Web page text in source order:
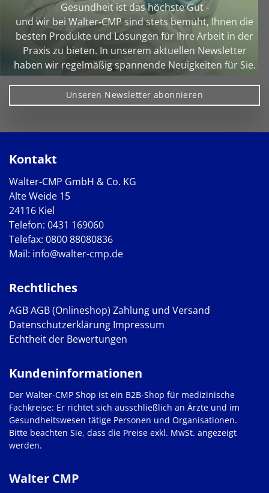
Gesundheit ist das höchste Gut -
und wir bei Walter‑CMP sind stets bemüht, Ihnen die
besten Produkte und Lösungen für Ihre Arbeit in der
Praxis zu bieten. In unserem aktuellen Newsletter
haben wir regelmäßig spannende Neuigkeiten für Sie.
Unseren Newsletter abonnieren
Kontakt
Walter-CMP GmbH & Co. KG
Alte Weide 15
24116 Kiel
Telefon: 0431 169060
Telefax: 0800 88080836
Mail: info@walter-cmp.de
Rechtliches
AGBAGB (Onlineshop) Zahlung und Versand
Datenschutzerklärung Impressum
Echtheit der Bewertungen
Walter CMP
Kundeninformationen
Der Walter-CMP Shop ist ein B2B-Shop für medizinische
Fachkreise: Er richtet sich ausschließlich an Ärzte und im
Gesundheitswesen tätige Personen und Organisationen.
Bitte beachten Sie, dass die Preise exkl. MwSt. angezeigt
werden.